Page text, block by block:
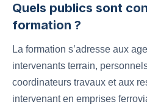
Quels publics sont
formation ?
La formation s’adresse aux
intervenants terrain,
coordinateurs travaux et aux
intervenant en emprises